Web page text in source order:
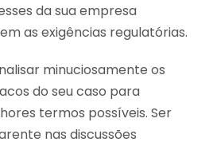
da sua empresa
as exigências regulatórias.
minuciosamente os
do seu caso para
termos possíveis. Ser
nas discussões